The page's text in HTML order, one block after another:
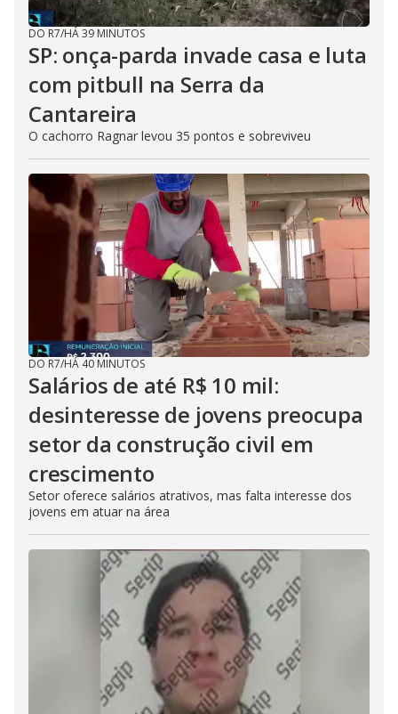
DO R7/HÁ 39 MINUTOS
SP: onça-parda invade casa e luta
com pitbull na Serra da
Cantareira
O cachorro Ragnar levou 35 pontos e sobreviveu
DO R7/HÁ 40 MINUTOS
Salários de até R$ 10 mil:
desinteresse de jovens preocupa
setor da construção civil em
crescimento
Setor oferece salários atrativos, mas falta interesse dos
jovens em atuar na área